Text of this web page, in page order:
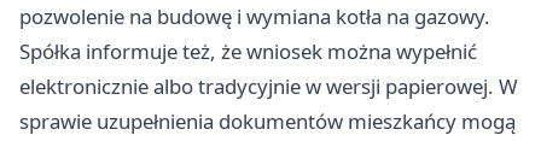
pozwolenie na budowę i wymiana kotła na gazowy.
Spółka informuje też, że wniosek można wypełnić
elektronicznie albo tradycyjnie w wersji papierowej. W
sprawie uzupełnienia dokumentów mieszkańcy mogą